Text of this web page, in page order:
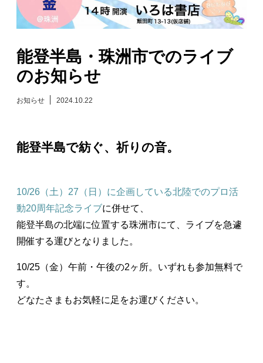
プロフィール
お問い合わせ
能登半島・珠洲市でのライブ
のお知らせ
お知らせ 2024.10.22
能登半島で紡ぐ、祈りの音。
10/26（土）27（日）に企画している北陸でのプロ活
動20周年記念ライブに併せて、
能登半島の北端に位置する珠洲市にて、ライブを急遽
開催する運びとなりました。
10/25（金）午前・午後の2ヶ所。いずれも参加無料で
す。
どなたさまもお気軽に足をお運びください。